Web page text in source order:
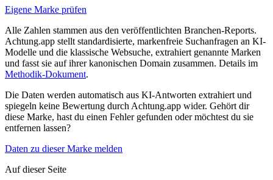
Eigene Marke prüfen
Alle Zahlen stammen aus den veröffentlichten Branchen-Reports.
Achtung.app stellt standardisierte, markenfreie Suchanfragen an KI-
Modelle und die klassische Websuche, extrahiert genannte Marken
und fasst sie auf ihrer kanonischen Domain zusammen. Details im
Methodik-Dokument.
Die Daten werden automatisch aus KI-Antworten extrahiert und
spiegeln keine Bewertung durch Achtung.app wider. Gehört dir
diese Marke, hast du einen Fehler gefunden oder möchtest du sie
entfernen lassen?
Daten zu dieser Marke melden
Auf dieser Seite